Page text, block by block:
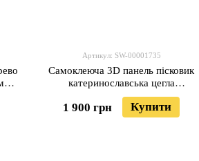
Артикул: SW-00001735
Самоклеюча 3D панель пісковик
катеринославська цегла
19600x700x3мм SW-00001735
1 900 грн Купити